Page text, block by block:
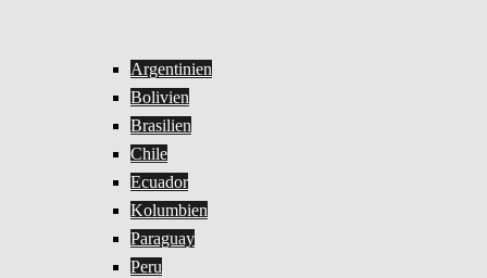
Argentinien
Bolivien
Brasilien
Chile
Ecuador
Kolumbien
Paraguay
Peru